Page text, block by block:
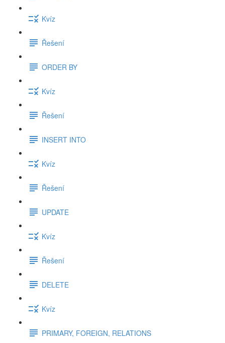
Kvíz
Řešení
ORDER BY
Kvíz
Řešení
INSERT INTO
Kvíz
Řešení
UPDATE
Kvíz
Řešení
DELETE
Kvíz
PRIMARY, FOREIGN, RELATIONS